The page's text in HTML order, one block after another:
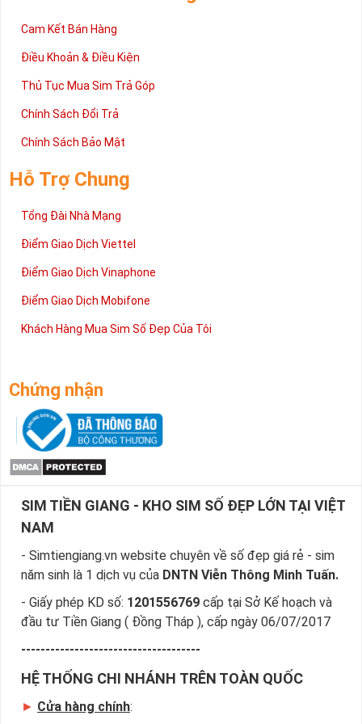
Cam Kết Bán Hàng
Điều Khoản & Điều Kiện
Thủ Tục Mua Sim Trả Góp
Chính Sách Đổi Trả
Chính Sách Bảo Mật
Hỗ Trợ Chung
Tổng Đài Nhà Mạng
Điểm Giao Dịch Viettel
Điểm Giao Dịch Vinaphone
Điểm Giao Dịch Mobifone
Khách Hàng Mua Sim Số Đẹp Của Tôi
Chứng nhận
SIM TIỀN GIANG - KHO SIM SỐ ĐẸP LỚN TẠI VIỆT
NAM
- Simtiengiang.vn website chuyên về số đẹp giá rẻ - sim
năm sinh là 1 dịch vụ của DNTN Viễn Thông Minh Tuấn.
- Giấy phép KD số: 1201556769 cấp tại Sở Kế hoạch và
đầu tư Tiền Giang ( Đồng Tháp ), cấp ngày 06/07/2017
-------------------------------------
HỆ THỐNG CHI NHÁNH TRÊN TOÀN QUỐC
► Cửa hàng chính: